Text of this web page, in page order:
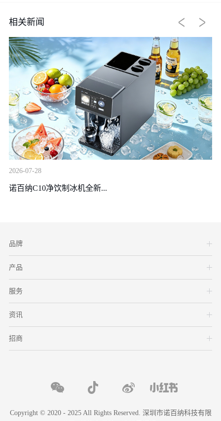
相关新闻
2026-07-28
诺百纳C10净饮制冰机全新...
品牌
产品
服务
资讯
招商
Copyright © 2020 - 2025 All Rights Reserved. 深圳市诺百纳科技有限